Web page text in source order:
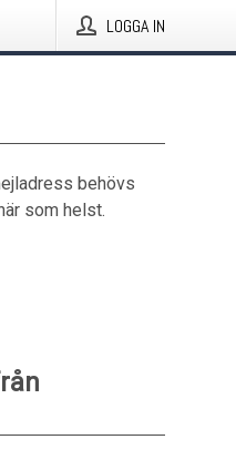
LOGGA IN
behövs
som helst.